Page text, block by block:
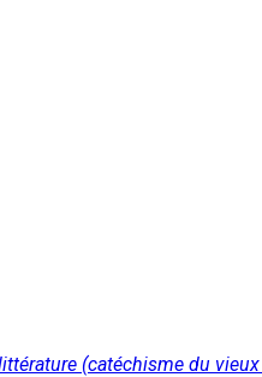
(catéchisme du